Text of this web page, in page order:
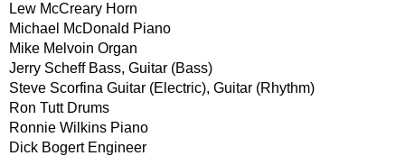
Lew McCreary Horn
Michael McDonald Piano
Mike Melvoin Organ
Jerry Scheff Bass, Guitar (Bass)
Steve Scorfina Guitar (Electric), Guitar (Rhythm)
Ron Tutt Drums
Ronnie Wilkins Piano
Dick Bogert Engineer